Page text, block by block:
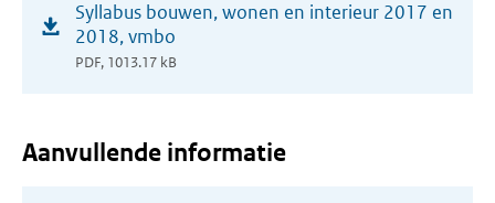
Syllabus bouwen, wonen en interieur 2017 en
2018, vmbo
PDF, 1013.17 kB
Aanvullende informatie